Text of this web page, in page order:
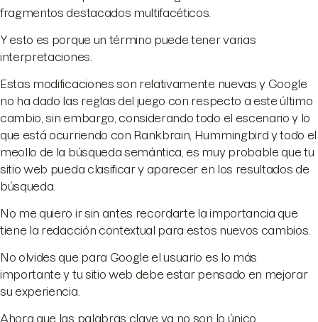
fragmentos destacados multifacéticos.
Y esto es porque un término puede tener varias
interpretaciones.
Estas modificaciones son relativamente nuevas y Google
no ha dado las reglas del juego con respecto a este último
cambio, sin embargo, considerando todo el escenario y lo
que está ocurriendo con Rankbrain, Hummingbird y todo el
meollo de la búsqueda semántica, es muy probable que tu
sitio web pueda clasificar y aparecer en los resultados de
búsqueda.
No me quiero ir sin antes recordarte la importancia que
tiene la redacción contextual para estos nuevos cambios.
No olvides que para Google el usuario es lo más
importante y tu sitio web debe estar pensado en mejorar
su experiencia.
Ahora que las palabras clave ya no son lo único